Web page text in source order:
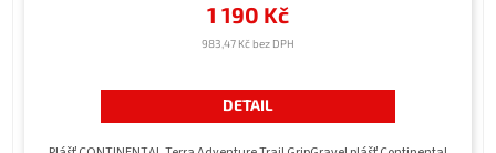
983,47 Kč bez DPH
1 190 Kč
DETAIL